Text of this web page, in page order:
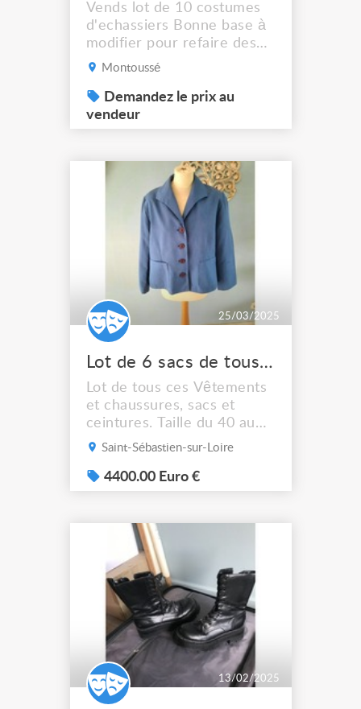
Vends lot de 10 costumes
d'echassiers Bonne base à
modifier pour refaire des
costumes ou à rafraîchir
Montoussé
Demandez le prix au
vendeur
25/03/2025
Lot de 6 sacs de tous ces Vêtements et chaussures sacs et ceintures actuels
Lot de tous ces Vêtements
et chaussures, sacs et
ceintures. Taille du 40 au
50 et pointure 41 . Neufs;
états. = 6 très grands
carrés plastiques ikea de
photo, il y en a deux entiers
encore.JE VOUS L'ENVOIE
EN 2 PARTIES PAR
MONDIAL RELAY et
Possible de le r...
Saint-Sébastien-sur-Loire
4400.00 Euro €
13/02/2025